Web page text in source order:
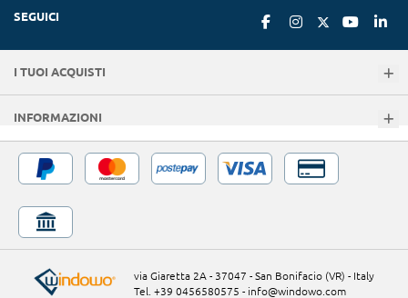
SEGUICI
I TUOI ACQUISTI
INFORMAZIONI
via Giaretta 2A - 37047 - San Bonifacio (VR) - Italy
Tel. +39 0456580575 - info@windowo.com